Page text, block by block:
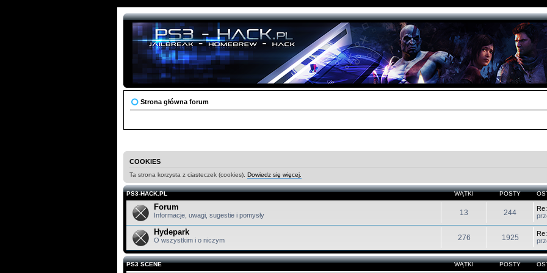
Strona główna forum
COOKIES
Ta strona korzysta z ciasteczek (cookies). Dowiedz się więcej.
PS3-HACK.PL WĄTKI POSTY
Forum
Informacje, uwagi, sugestie i pomysły 13 244
Hydepark
O wszystkim i o niczym 276 1925
PS3 SCENE WĄTKI POSTY